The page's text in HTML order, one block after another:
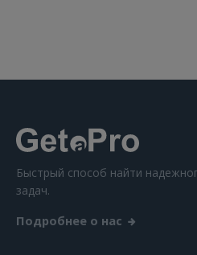
Быстрый способ найти
задач.
Подробнее о нас